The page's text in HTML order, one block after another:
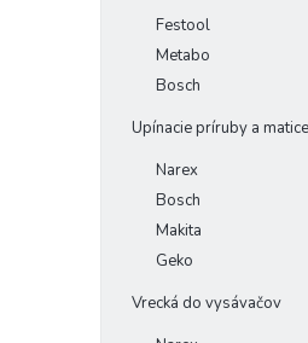
Festool
Metabo
Bosch
Upínacie príruby a matice
Narex
Bosch
Makita
Geko
Vrecká do vysávačov